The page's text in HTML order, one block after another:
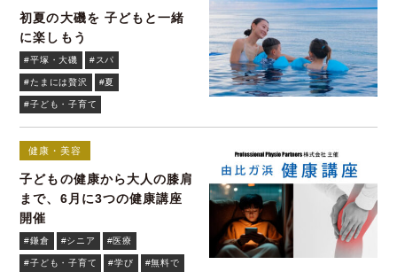
初夏の大磯を 子どもと一緒
に楽しもう
#平塚・大磯 #スパ
#たまには贅沢 #夏
#子ども・子育て
健康・美容
子どもの健康から大人の膝肩
まで、6月に3つの健康講座
開催
#鎌倉 #シニア #医療
#子ども・子育て #学び #無料で